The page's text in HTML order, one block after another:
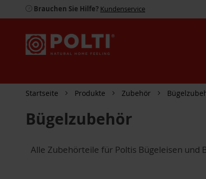
Brauchen Sie Hilfe? Kundenservice
Startseite Produkte Zubehör
Bügelzubehör
Alle Zubehörteile für Poltis Bügeleisen